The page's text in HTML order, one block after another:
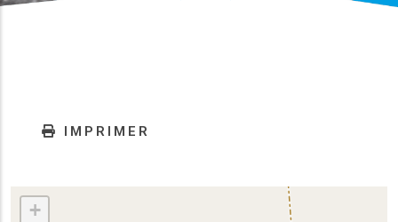
IMPRIMER
+